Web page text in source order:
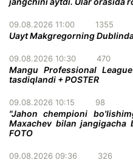
09.08.2026 11:00 1355
Uayt Makgregorning
09.08.2026 10:30 470
Mangu Professional
tasdiqlandi + POSTER
09.08.2026 10:15 98
"Jahon chempioni
Maxachev bilan jangigacha
FOTO
09.08.2026 09:36 326